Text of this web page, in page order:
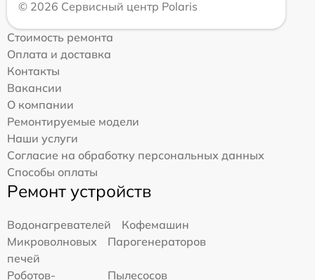
© 2026 Сервисный центр Polaris
Стоимость ремонта
Оплата и доставка
Контакты
Вакансии
О компании
Ремонтируемые модели
Наши услуги
Согласие на обработку персональных данных
Способы оплаты
Ремонт устройств
Водонагревателей
Кофемашин
Микроволновых
печей
Парогенераторов
Роботов-
Пылесосов